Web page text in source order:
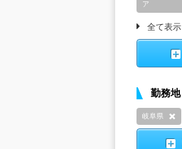
ア
全て表示
勤務地
岐阜県